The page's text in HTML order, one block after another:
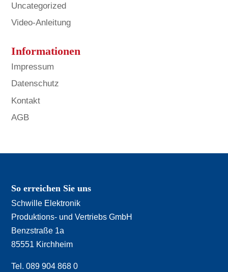
Uncategorized
Video-Anleitung
Informationen
Impressum
Datenschutz
Kontakt
AGB
So erreichen Sie uns
Schwille Elektronik
Produktions- und Vertriebs GmbH
Benzstraße 1a
85551 Kirchheim
Tel. 089 904 868 0